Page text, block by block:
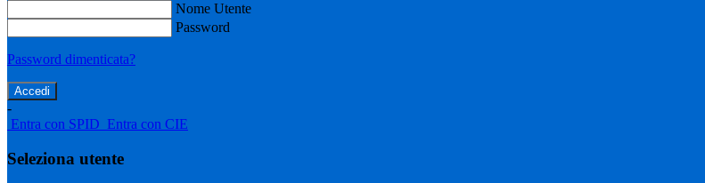
Nome Utente
Password
Password dimenticata?
-
Entra con SPID Entra con CIE
Seleziona utente